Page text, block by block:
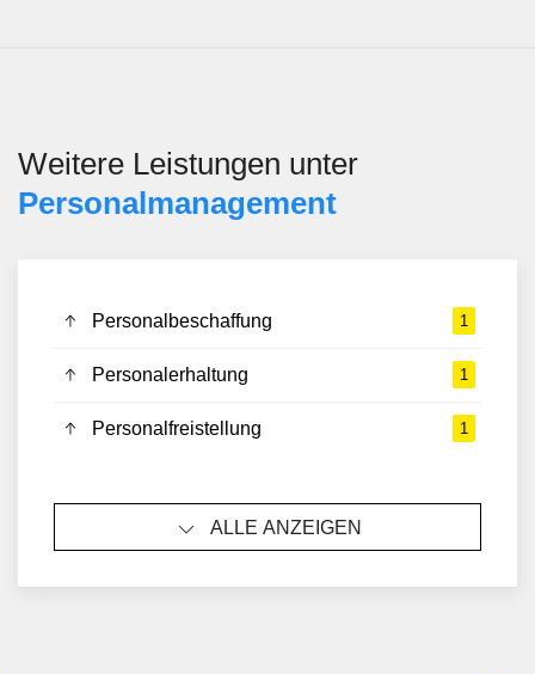
Weitere Leistungen unter
Personalmanagement
Personalbeschaffung 1
Personalerhaltung 1
Personalfreistellung 1
ALLE ANZEIGEN